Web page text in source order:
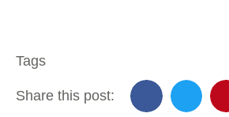
Tags
Share this post: